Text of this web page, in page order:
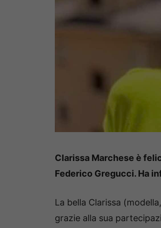
Clarissa Marchese è
Federico Gregucci. Ha
La bella Clarissa
grazie alla sua